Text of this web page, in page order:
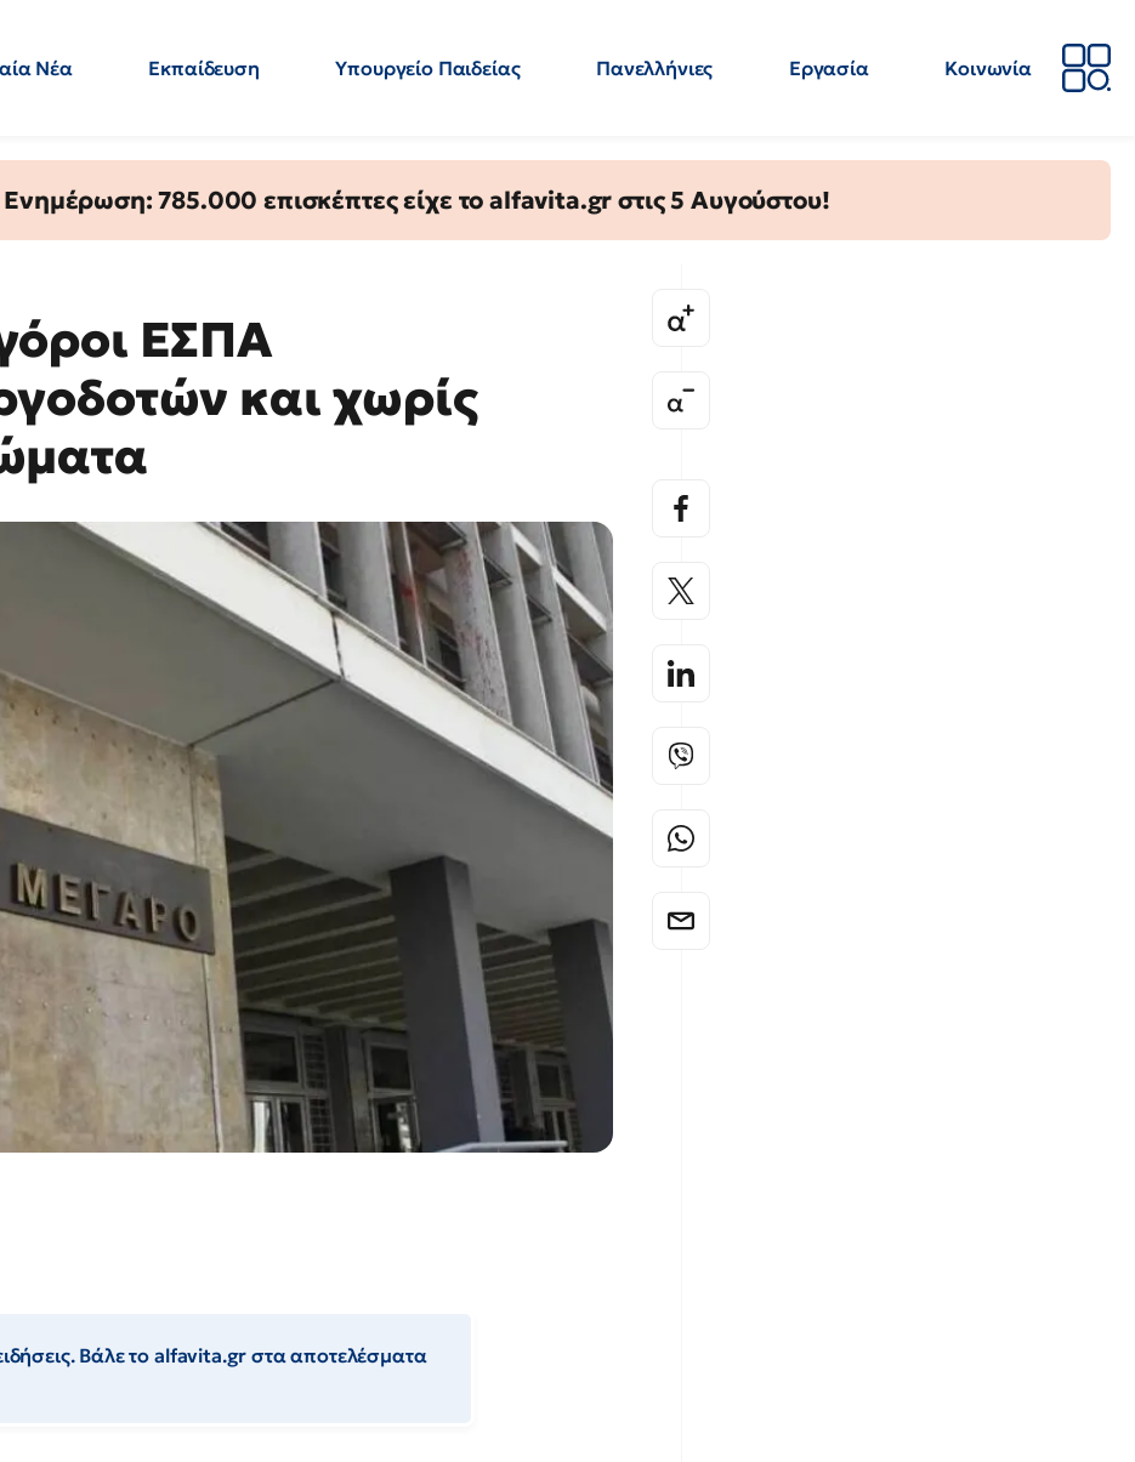
Νέα Εκπαίδευση Υπουργείο Παιδείας Πανελλήνιες Εργασία
Κοινωνία
785.000 επισκέπτες είχε το alfavita.gr στις 5 Αυγούστου!
ΕΣΠΑ
και χωρίς
Βάλε το alfavita.gr στα αποτελέσματα